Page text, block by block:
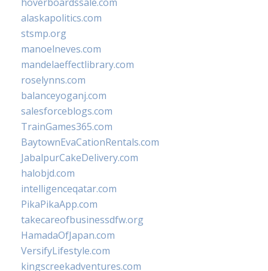
alaskapolitics.com
stsmp.org
manoelneves.com
mandelaeffectlibrary.com
roselynns.com
balanceyoganj.com
salesforceblogs.com
TrainGames365.com
BaytownEvaCationRentals.com
JabalpurCakeDelivery.com
halobjd.com
intelligenceqatar.com
PikaPikaApp.com
takecareofbusinessdfw.org
HamadaOfJapan.com
VersifyLifestyle.com
kingscreekadventures.com